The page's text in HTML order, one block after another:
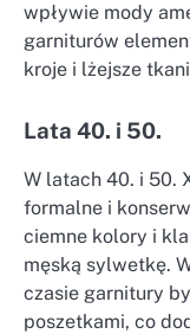
wpływie mody
garniturów
kroje i lżejsze
Lata 40. i 50.
W latach 40. i 50.
formalne i
ciemne kolory i
męską sylwetkę.
czasie garnitury
poszetkami, co